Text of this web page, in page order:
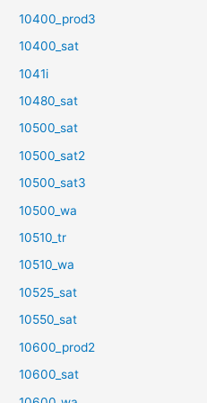
10400_prod3
10400_sat
1041i
10480_sat
10500_sat
10500_sat2
10500_sat3
10500_wa
10510_tr
10510_wa
10525_sat
10550_sat
10600_prod2
10600_sat